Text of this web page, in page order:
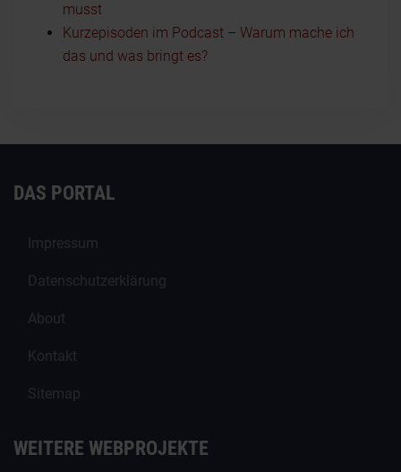
musst
Kurzepisoden im Podcast – Warum mache ich
das und was bringt es?
DAS PORTAL
Impressum
Datenschutzerklärung
About
Kontakt
Sitemap
WEITERE WEBPROJEKTE